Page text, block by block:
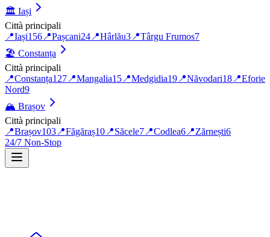
🏛️ Iași
Città principali
📍Iași156 📍Pașcani24 📍Hârlău3 📍Târgu Frumos7
🏖️ Constanța
Città principali
📍Constanța127 📍Mangalia15 📍Medgidia19 📍Năvodari18 📍Eforie
Nord9
🏔️ Brașov
Città principali
📍Brașov103 📍Făgăraș10 📍Săcele7 📍Codlea6 📍Zărnești6
24/7 Non-Stop